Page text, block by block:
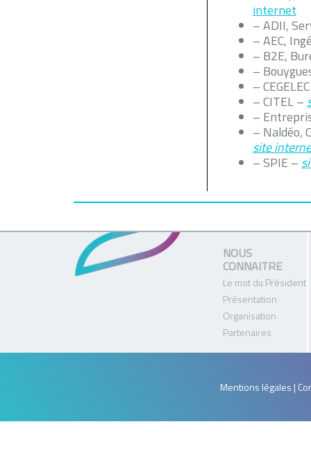
internet
– ADII,
– AEC,
– B2E,
–
–
– CITEL –
–
– Naldéo,
site
– SPIE –
NOUS
CONNAITRE
Le mot du Président
Présentation
Organisation
Partenaires
Mentions légales |